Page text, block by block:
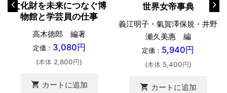
文化財を未来につなぐ博
物館と学芸員の仕事
高木徳郎 編著
定価： 3,080円
(本体 2,800円)
shopping_cart カートに追加
世界女帝事典
義江明子・氣賀澤保規・井野
瀬久美惠 編
定価： 5,940円
(本体 5,400円)
shopping_cart カートに追加